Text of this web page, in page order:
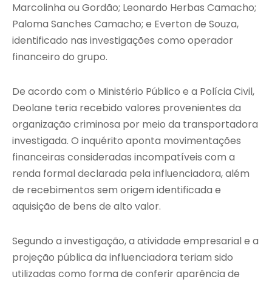
Marcolinha ou Gordão; Leonardo Herbas Camacho;
Paloma Sanches Camacho; e Everton de Souza,
identificado nas investigações como operador
financeiro do grupo.
De acordo com o Ministério Público e a Polícia Civil,
Deolane teria recebido valores provenientes da
organização criminosa por meio da transportadora
investigada. O inquérito aponta movimentações
financeiras consideradas incompatíveis com a
renda formal declarada pela influenciadora, além
de recebimentos sem origem identificada e
aquisição de bens de alto valor.
Segundo a investigação, a atividade empresarial e a
projeção pública da influenciadora teriam sido
utilizadas como forma de conferir aparência de